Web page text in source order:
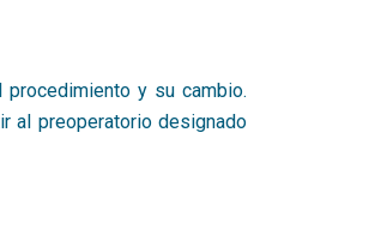
y su cambio.
al preoperatorio designado